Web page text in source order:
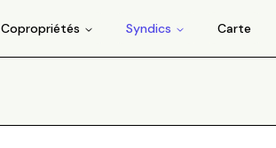
Copropriétés Syndics Carte